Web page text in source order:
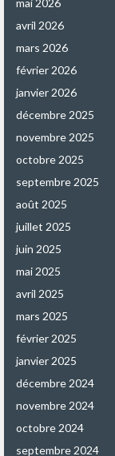
mai 2026
avril 2026
mars 2026
février 2026
janvier 2026
décembre 2025
novembre 2025
octobre 2025
septembre 2025
août 2025
juillet 2025
juin 2025
mai 2025
avril 2025
mars 2025
février 2025
janvier 2025
décembre 2024
novembre 2024
octobre 2024
septembre 2024